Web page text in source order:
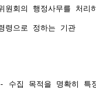
회의 행정사무를 처
으로 정하는 기관
집 목적을 명확히 특